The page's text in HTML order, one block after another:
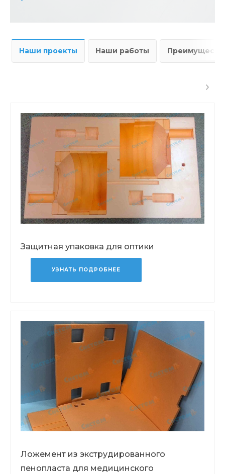
Наши проекты Наши работы
Защитная упаковка для оптики
УЗНАТЬ ПОДРОБНЕЕ
Ложемент из экструдированного
пенопласта для медицинского